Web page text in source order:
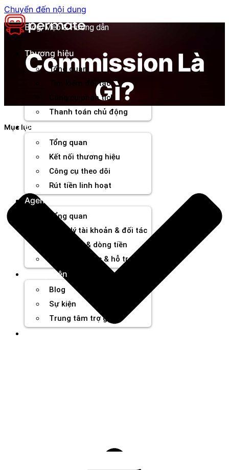
Chuyển đến nội dung
Thương hiệu
Tổng quan
Tìm kiếm đối tác
Công cụ phân tích
Thanh toán chủ động
Đối tác
Tổng quan
Kết nối thương hiệu
Công cụ theo dõi
Rút tiền linh hoạt
Agency
Tổng quan
Quản lý tài khoản & đối tác
Hiệu suất & dòng tiền
Cơ hội hợp tác & hỗ trợ
Tài nguyên
Blog
Sự kiện
Trung tâm trợ giúp
Blog, Mẹo & Hướng dẫn
Commission Là
Gì?
Mục lục